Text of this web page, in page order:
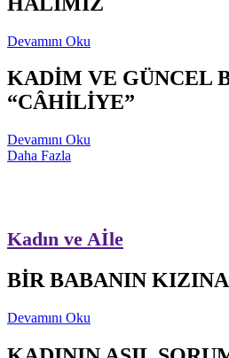
Devamını Oku
KADİM VE GÜNCEL
“CÂHİLİYE”
Devamını Oku
Daha Fazla
Kadın ve Aİle
BİR BABANIN
Devamını Oku